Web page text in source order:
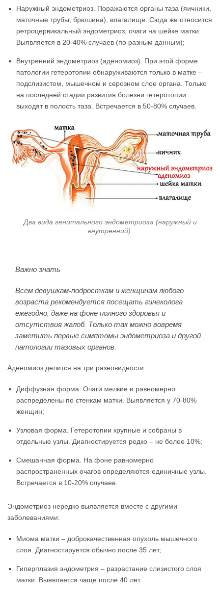
Наружный эндометриоз. Поражаются органы таза (яичники,
маточные трубы, брюшина), влагалище. Сюда же относится
ретроцервикальный эндометриоз, очаги на шейке матки.
Выявляется в 20-40% случаев (по разным данным);
Внутренний эндометриоз (аденомиоз). При этой форме
патологии гетеротопии обнаруживаются только в матке –
подслизистом, мышечном и серозном слое органа. Только
на последней стадии развития болезни гетеротопии
выходят в полость таза. Встречается в 50-80% случаев.
Два вида генитального эндометриоза (наружный и
внутренний).
Важно знать
Всем девушкам-подросткам и женщинам любого
возраста рекомендуется посещать гинеколога
ежегодно, даже на фоне полного здоровья и
отсутствия жалоб. Только так можно вовремя
заметить первые симптомы эндометриоза и другой
патологии тазовых органов.
Аденомиоз делится на три разновидности:
Диффузная форма. Очаги мелкие и равномерно
распределены по стенкам матки. Выявляется у 70-80%
женщин;
Узловая форма. Гетеротопии крупные и собраны в
отдельные узлы. Диагностируется редко – не более 10%;
Смешанная форма. На фоне равномерно
распространенных очагов определяются единичные узлы.
Встречается в 10-20% случаев.
Эндометриоз нередко выявляется вместе с другими
заболеваниями:
Миома матки – доброкачественная опухоль мышечного
слоя. Диагностируется обычно после 35 лет;
Гиперплазия эндометрия – разрастание слизистого слоя
матки. Выявляется чаще после 40 лет.